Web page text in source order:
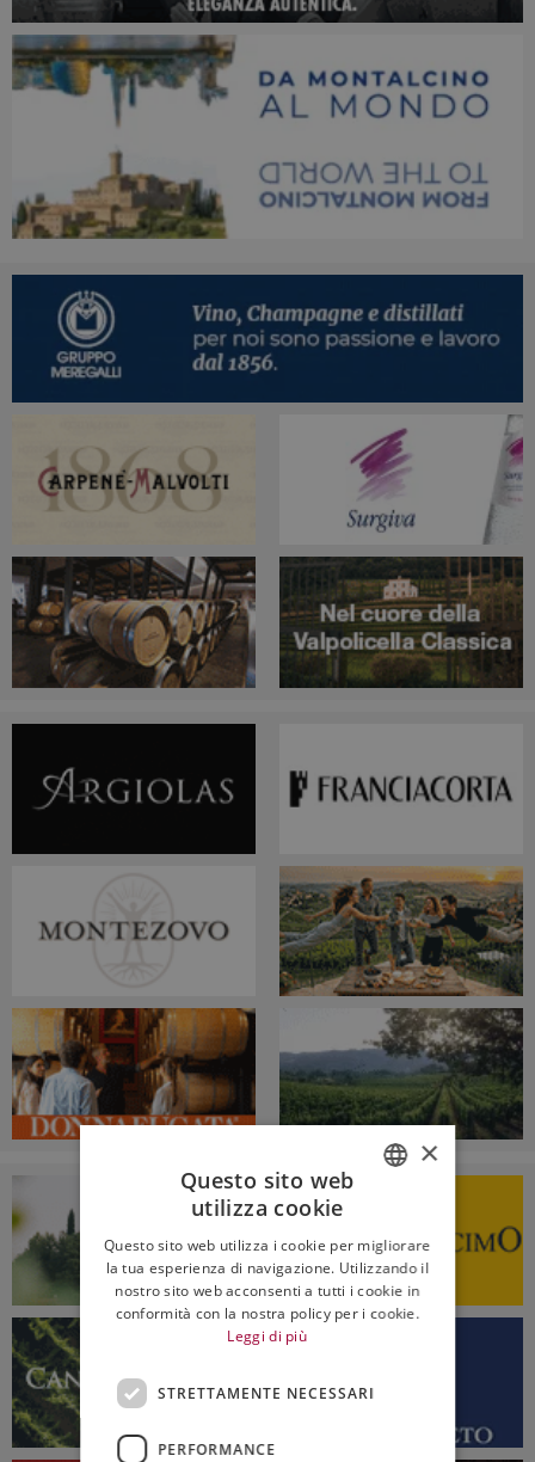
ENGLISH
×
Questo sito web
utilizza cookie
Questo sito web utilizza i cookie per migliorare
la tua esperienza di navigazione. Utilizzando il
nostro sito web acconsenti a tutti i cookie in
conformità con la nostra policy per i cookie.
Leggi di più
STRETTAMENTE NECESSARI
PERFORMANCE